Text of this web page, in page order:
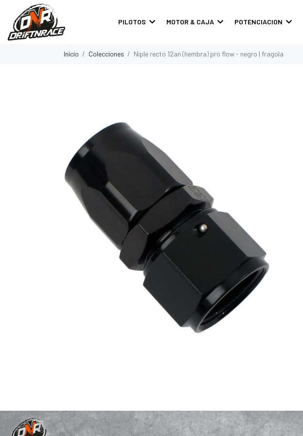
PILOTOS MOTOR & CAJA POTENCIACION
Inicio Colecciones Niple recto 12an (hembra) pro flow - negro | fragola